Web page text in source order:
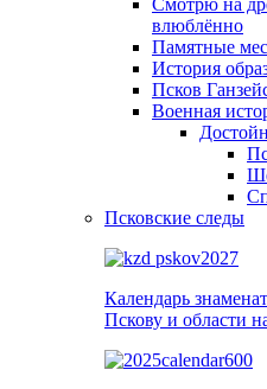
Смотрю на
влюблённо
Памятные
История
Псков
Военная
Псковские следы
Календарь
Пскову и области